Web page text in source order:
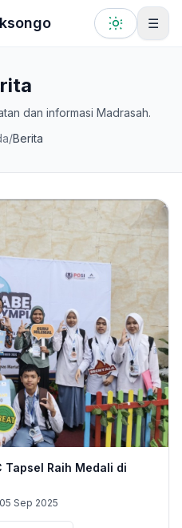
☰
dan informasi Madrasah.
/Berita
Tapsel Raih Medali di
05 Sep 2025